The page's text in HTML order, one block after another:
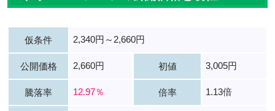
仮条件 2,340円～2,660円
公開価格 2,660円 初値 3,005円
騰落率 12.97％ 倍率 1.13倍